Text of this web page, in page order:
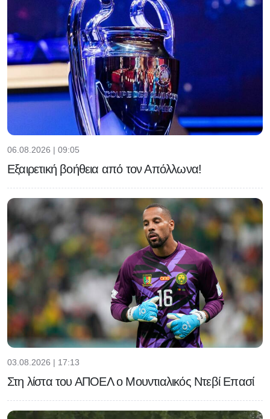
06.08.2026 | 09:05
Εξαιρετική βοήθεια από τον Απόλλωνα!
03.08.2026 | 17:13
Στη λίστα του ΑΠΟΕΛ ο Μουντιαλικός Ντεβί Επασί